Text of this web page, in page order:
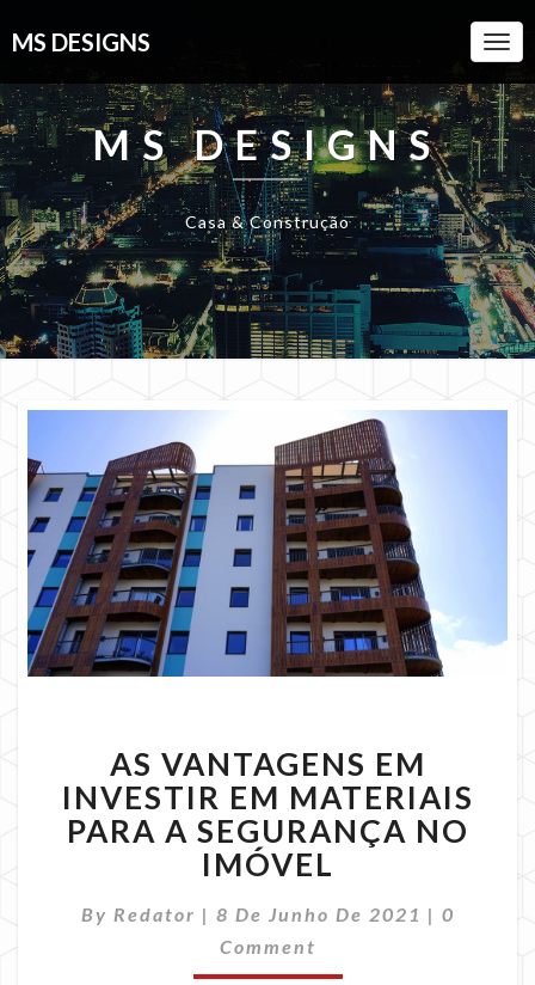
MS DESIGNS
MS DESIGNS
Casa & Construção
VANTAGENS
EM
INVESTIR
EM
MATERIAIS
A
SEGURANÇA
NO
AS VANTAGENS EM
INVESTIR EM MATERIAIS
PARA A SEGURANÇA NO
IMÓVEL
By Redator | 8 De Junho De 2021 | 0
Comment